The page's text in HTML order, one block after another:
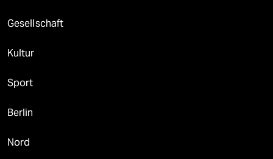
Gesellschaft
Kultur
Sport
Berlin
Nord